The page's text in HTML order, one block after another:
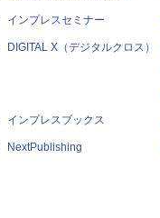
インプレスセミナー
DIGITAL X（デジタルクロス）
インプレスブックス
NextPublishing